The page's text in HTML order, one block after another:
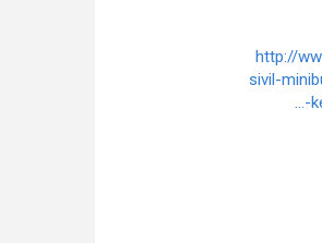
http://
sivil-